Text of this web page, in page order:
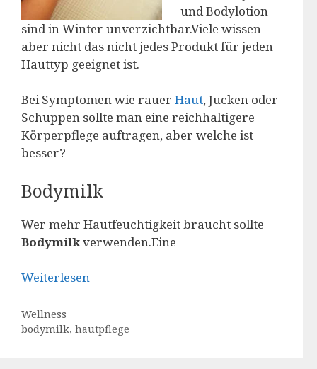
und Bodylotion
sind in Winter unverzichtbar.Viele wissen
aber nicht das nicht jedes Produkt für jeden
Hauttyp geeignet ist.
Bei Symptomen wie rauer Haut, Jucken oder
Schuppen sollte man eine reichhaltigere
Körperpflege auftragen, aber welche ist
besser?
Bodymilk
Wer mehr Hautfeuchtigkeit braucht sollte
Bodymilkverwenden.Eine
Weiterlesen
Kategorien
Wellness
Schlagwörter
bodymilk, hautpflege